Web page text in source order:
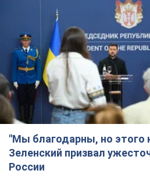
"Мы благодарны, но этого
Зеленский призвал
России